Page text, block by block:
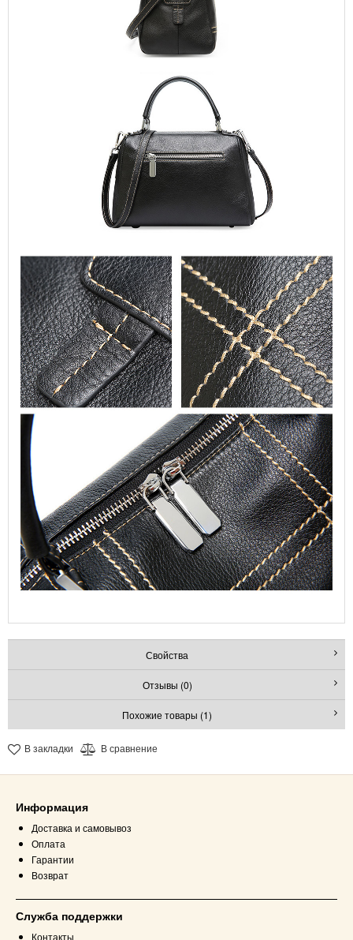
Свойства
Отзывы (0)
Похожие товары (1)
В закладки В сравнение
Информация
Доставка и самовывоз
Оплата
Гарантии
Возврат
Служба поддержки
Контакты